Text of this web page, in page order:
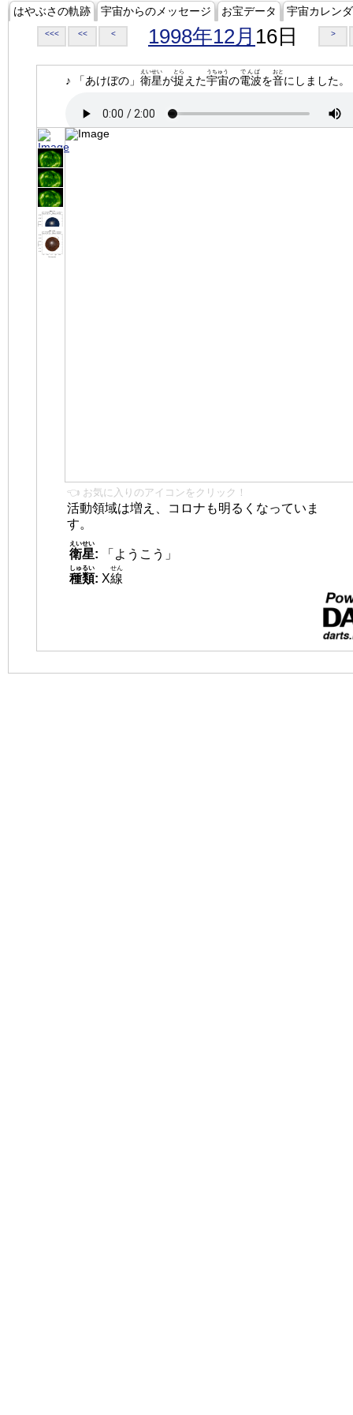
はやぶさの軌跡 宇宙からのメッセージ お宝データ 宇宙カレン
<<< << < 1998年12月 16日 >
♪ 「あけぼの」 衛星
えいせい
が捉
とら
えた宇宙
うちゅう
の電波
でんぱ
を音
おと
にしました。
👈 お気に入りのアイコンをクリック！
活動領域は増え、コロナも明るくなっていま
す。
衛星
えいせい
:
「ようこう」
種類
しゅるい
: X線
せん